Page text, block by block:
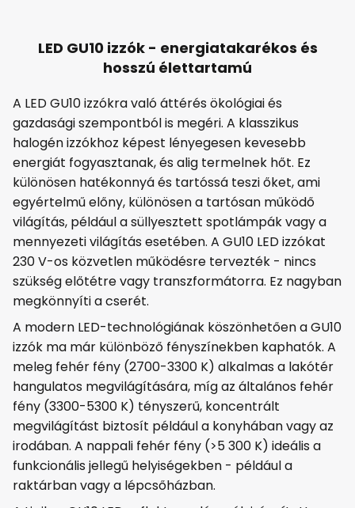
LED GU10 izzók - energiatakarékos és
hosszú élettartamú
A LED GU10 izzókra való áttérés ökológiai és
gazdasági szempontból is megéri. A klasszikus
halogén izzókhoz képest lényegesen kevesebb
energiát fogyasztanak, és alig termelnek hőt. Ez
különösen hatékonnyá és tartóssá teszi őket, ami
egyértelmű előny, különösen a tartósan működő
világítás, például a süllyesztett spotlámpák vagy a
mennyezeti világítás esetében. A GU10 LED izzókat
230 V-os közvetlen működésre tervezték - nincs
szükség előtétre vagy transzformátorra. Ez nagyban
megkönnyíti a cserét.
A modern LED-technológiának köszönhetően a GU10
izzók ma már különböző fényszínekben kaphatók. A
meleg fehér fény (2700-3300 K) alkalmas a lakótér
hangulatos megvilágítására, míg az általános fehér
fény (3300-5300 K) tényszerű, koncentrált
megvilágítást biztosít például a konyhában vagy az
irodában. A nappali fehér fény (>5 300 K) ideális a
funkcionális jellegű helyiségekben - például a
raktárban vagy a lépcsőházban.